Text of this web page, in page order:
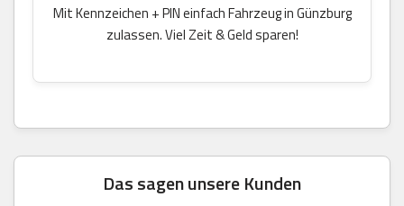
Mit Kennzeichen + PIN einfach Fahrzeug in Günzburg
zulassen. Viel Zeit & Geld sparen!
Das sagen unsere Kunden